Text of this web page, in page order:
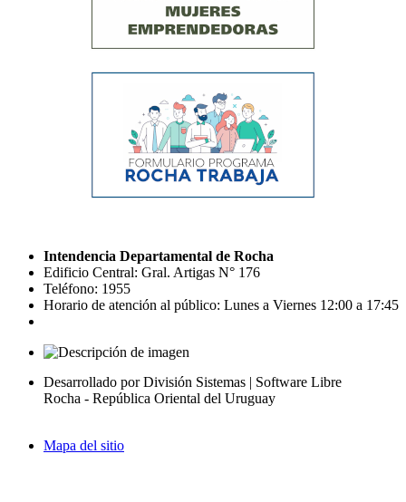
Intendencia Departamental de Rocha
Edificio Central: Gral. Artigas N° 176
Teléfono: 1955
Horario de atención al público: Lunes a Viernes 12:00 a 17:45
Desarrollado por División Sistemas | Software Libre
Rocha - República Oriental del Uruguay
Mapa del sitio